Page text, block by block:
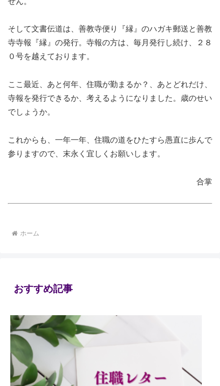
そして文書伝道は、善教寺便り『縁』のハガキ郵送と善教
寺寺報『縁』の発行。寺報の方は、毎月発行し続け、２８
０号を越えております。
ここ最近、あと何年、住職が勤まるか？、あとどれだけ、
寺報を発行できるか、考えるようになりました。歳のせい
でしょうか。
これからも、一年一年、住職の道をひたすら愚直に歩んで
参りますので、末永く宜しくお願いします。
合掌
ホーム
おすすめ記事